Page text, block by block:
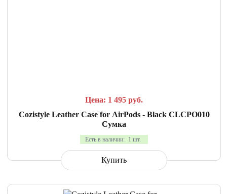
Цена: 1 495 руб.
Cozistyle Leather Case for AirPods - Black CLCPO010
Сумка
Есть в наличии: 1 шт.
Купить